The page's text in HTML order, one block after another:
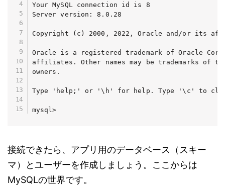
Your MySQL connection id is 8
Server version: 8.0.28
Copyright (c) 2000, 2022, Oracle and/or its
Oracle is a registered trademark of Oracle
affiliates. Other names may be trademarks of
owners.
Type 'help;' or '\h' for help. Type '\c' to
mysql>
接続できたら、アプリ用のデータベース（スキー
マ）とユーザーを作成しましょう。ここからは
MySQLの世界です。